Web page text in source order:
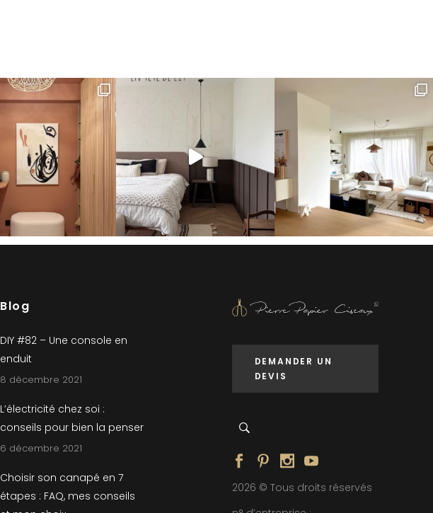
Blog
DIY #82 – Une console en
enduit
8 décembre 2021
L’électricité chez soi :
conseils pour bien la penser
6 décembre 2021
Choisir son canapé en 7
étapes : FAQ, mes conseils
DEMANDER UN
DEVIS
2026 © Tous droits réservés